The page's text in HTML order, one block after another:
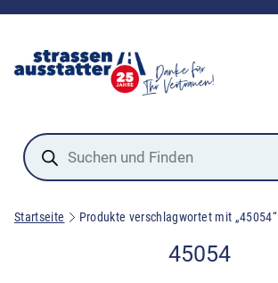
Products
search
Startseite Produkte verschlagwortet mit „45054“
45054